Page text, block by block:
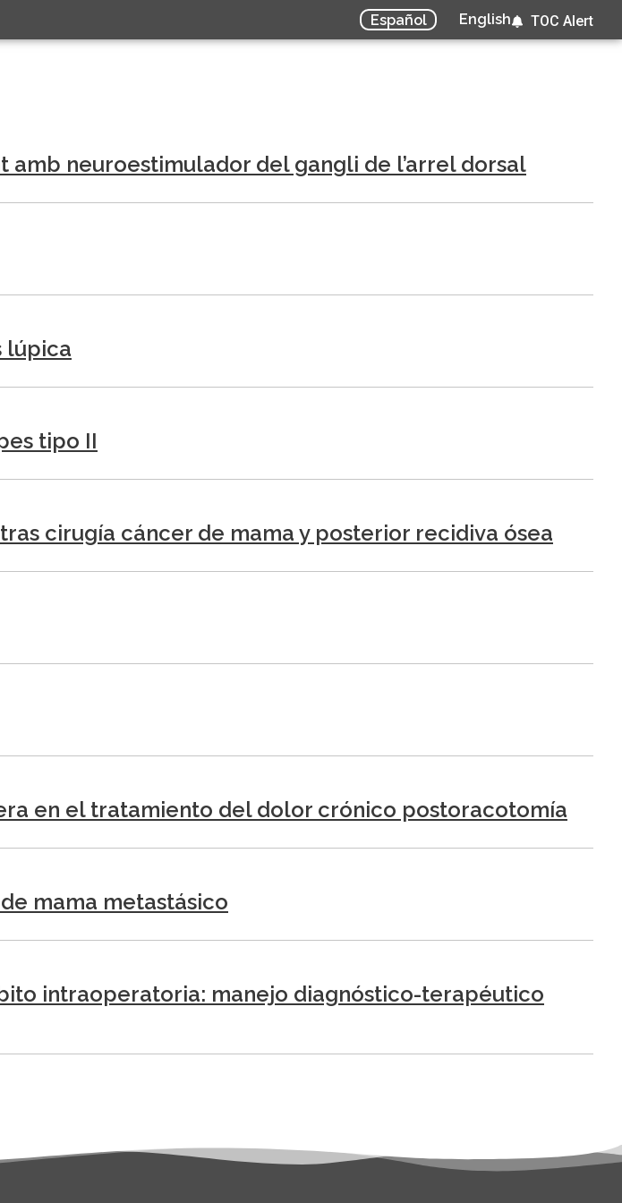
Español English TOC Alert
neuroestimulador del gangli de l’arrel dorsal
lúpica
tipo II
cirugía cáncer de mama y posterior recidiva ósea
en el tratamiento del dolor crónico postoracotomía
mama metastásico
intraoperatoria: manejo diagnóstico-terapéutico